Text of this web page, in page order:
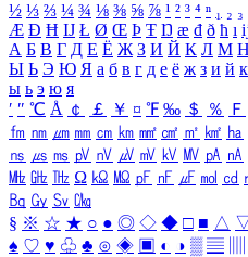
½ ⅓ ⅔ ¼ ¾ ⅛ ⅜ ⅝ ⅞ ¹ ² ³ ⁴ ⁿ ₁ ₂ ₃
Æ Ð Ħ Ĳ Ł Ø Œ Þ Ŧ Ŋ æ đ ð ħ ı
А Б В Г Д Е Ё Ж З И Й К Л М Н
Ы Ь Э Ю Я а б в г д е ё ж з и й к
ы ь э ю я
′ ″ ℃ Å ￠ ￡ ￥ ¤ ℉ ‰ ＄ ％ Ｆ
㎙ ㎚ ㎛ ㎜ ㎝ ㎞ ㎟ ㎠ ㎡ ㎢ ㏊
㎱ ㎲ ㎳ ㎴ ㎵ ㎶ ㎷ ㎸ ㎹ ㎀ ㎁
㎒ ㎓ ㎔ Ω ㏀ ㏁ ㎊ ㎋ ㎌ ㏖ ㏅
㏃ ㏉ ㏜ ㏆
§ ※ ☆ ★ ○ ● ◎ ◇ ◆ □ ■ △
♠ ♡ ♥ ♧ ♣ ⊙ ◈ ▣ ◐ ◑ ▒ ▤